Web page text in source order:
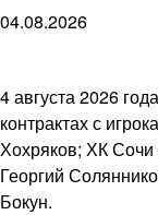
04.08.2026
4 августа 2026
контрактах с
Хохряков; ХК
Георгий
Бокун.